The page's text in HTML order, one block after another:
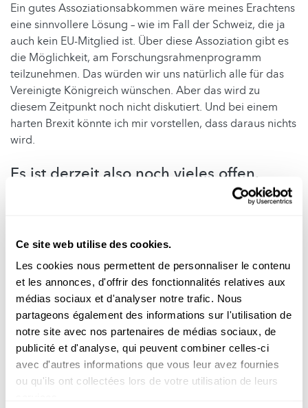
Ce site web utilise des cookies.
Les cookies nous permettent de personnaliser le contenu
et les annonces, d'offrir des fonctionnalités relatives aux
médias sociaux et d'analyser notre trafic. Nous
partageons également des informations sur l'utilisation de
notre site avec nos partenaires de médias sociaux, de
publicité et d'analyse, qui peuvent combiner celles-ci
avec d'autres informations que vous leur avez fournies
ou qu'ils ont collectées lors de votre utilisation de leurs
Ein gutes Assoziationsabkommen wäre meines Erachtens
eine sinnvollere Lösung – wie im Fall der Schweiz, die ja
auch kein EU-Mitglied ist. Über diese Assoziation gibt es
die Möglichkeit, am Forschungsrahmenprogramm
teilzunehmen. Das würden wir uns natürlich alle für das
Vereinigte Königreich wünschen. Aber das wird zu
diesem Zeitpunkt noch nicht diskutiert. Und bei einem
harten Brexit könnte ich mir vorstellen, dass daraus nichts
wird.
Es ist derzeit also noch vieles offen.
Spürt man diese Ungewissheit auch
Ja, durchaus, insbesondere auf dem europäischen
Parkett. Die Kollegen in Großbritannien sind in extrem
pessimistischer Stimmung. Für sie wäre ein harter Brexit
der Super-GAU. Wir bekommen auch Anfragen von
Forschern, die wissen wollen, wie es denn mit der
Kooperation aussieht. Unabhängig vom europäischen
Rahmenprogramm haben wir vom FNR ja ein Abkommen
mit der britischen Förderagentur, und das bleibt davon
unberührt. Zumindest da können wir die Leute
beruhigen.